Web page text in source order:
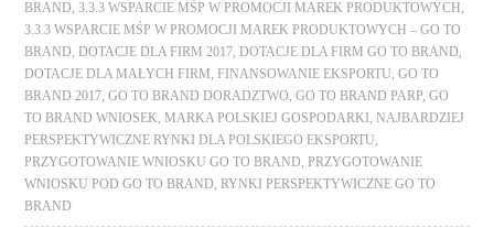
BRAND ,3.3.3 WSPARCIE MŚP W PROMOCJI MAREK PRODUKTOWYCH
3.3.3 WSPARCIE MŚP W PROMOCJI MAREK PRODUKTOWYCH – GO TO
BRAND ,DOTACJE DLA FIRM 2017 ,DOTACJE DLA FIRM GO TO BRAND
DOTACJE DLA MAŁYCH FIRM ,FINANSOWANIE EKSPORTU ,GO TO
BRAND 2017 ,GO TO BRAND DORADZTWO ,GO TO BRAND PARP ,GO
TO BRAND WNIOSEK ,MARKA POLSKIEJ GOSPODARKI ,NAJBARDZIEJ
PERSPEKTYWICZNE RYNKI DLA POLSKIEGO EKSPORTU
PRZYGOTOWANIE WNIOSKU GO TO BRAND ,PRZYGOTOWANIE
WNIOSKU POD GO TO BRAND ,RYNKI PERSPEKTYWICZNE GO TO
BRAND